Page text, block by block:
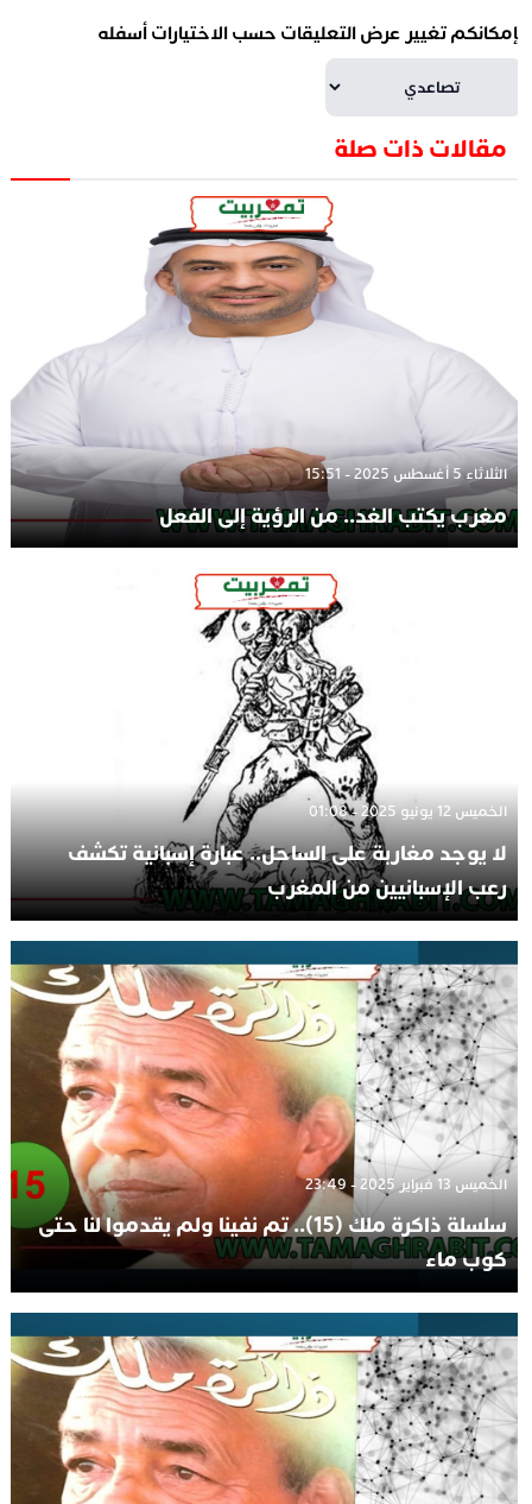
تغيير عرض التعليقات حسب الاختيارات أسفله
مقالات ذات صلة
الثلاثاء 5 أغسطس 2025 - 15:51
مغرب يكتب الغد.. من الرؤية إلى الفعل
الخميس 12 يونيو 2025 - 01:08
لا يوجد مغاربة على الساحل.. عبارة إسبانية تكشف
رعب الإسبانيين من المغرب
الخميس 13 فبراير 2025 - 23:49
سلسلة ذاكرة ملك (15).. تم نفينا ولم يقدموا لنا حتى
كوب ماء